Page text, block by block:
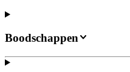
Boodschappen